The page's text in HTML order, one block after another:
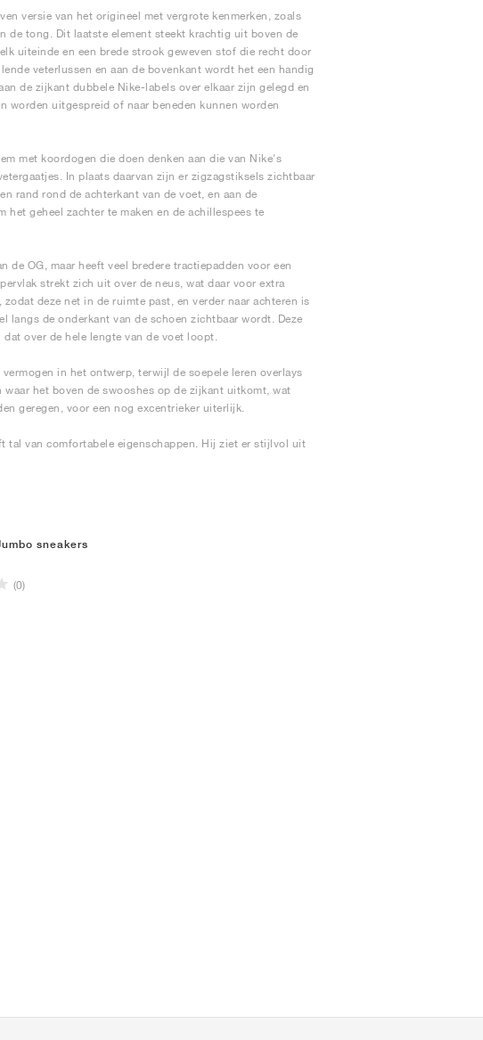
versie van het origineel met vergrote kenmerken, zoals
de tong. Dit laatste element steekt krachtig uit boven de
uiteinde en een brede strook geweven stof die recht door
veterlussen en aan de bovenkant wordt het een handig
de zijkant dubbele Nike-labels over elkaar zijn gelegd en
worden uitgespreid of naar beneden kunnen worden
met koordogen die doen denken aan die van Nike's
In plaats daarvan zijn er zigzagstiksels zichtbaar
rand rond de achterkant van de voet, en aan de
geheel zachter te maken en de achillespees te
OG, maar heeft veel bredere tractiepadden voor een
strekt zich uit over de neus, wat daar voor extra
deze net in de ruimte past, en verder naar achteren is
langs de onderkant van de schoen zichtbaar wordt. Deze
over de hele lengte van de voet loopt.
in het ontwerp, terwijl de soepele leren overlays
het boven de swooshes op de zijkant uitkomt, wat
geregen, voor een nog excentrieker uiterlijk.
tal van comfortabele eigenschappen. Hij ziet er stijlvol uit
sneakers
(0)